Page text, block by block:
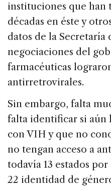
instituciones que han
décadas en éste y
datos de la Secretaría
negociaciones del
farmacéuticas
antirretrovirales.
Sin embargo, falta
falta identificar si aún
con VIH y que no
no tengan acceso a
todavía 13 estados
22 identidad de